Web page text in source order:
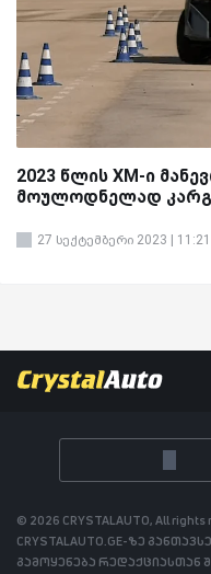
2023 წლის XM-ი
მოულოდნელად
27 სექტემბერი 2023 | 11:21
© 2026 CRYSTALAUTO, All rights
CRYSTALAUTO.GE-ზე
გამოყენება